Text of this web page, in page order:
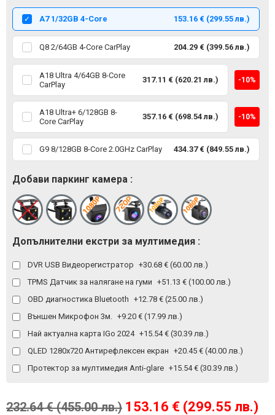
153.16 € (299.55 лв.)
232.64 € (455.00 лв.)
А7 1/32GB 4-Core 153.16 € (299.55 лв.)
Q8 2/64GB 4-Core CarPlay 204.29 € (399.56 лв.)
A18 Ultra 4/64GB 8-Core
CarPlay
317.11 € (620.21 лв.) -10%
A18 Ultra+ 6/128GB 8-
Core CarPlay
357.16 € (698.54 лв.) -10%
G9 8/128GB 8-Core 2.0GHz CarPlay 434.37 € (849.55 лв.)
Добави паркинг камера :
Допълнителни екстри за мултимедия :
DVR USB Видеорегистратор +30.68 € (60.00 лв.)
TPMS Датчик за налягане на гуми +51.13 € (100.00 лв.)
OBD диагностика Bluetooth +12.78 € (25.00 лв.)
Външен Микрофон 3м.
+9.20 € (17.99 лв.)
Най актуална карта IGo 2024 +15.54 € (30.39 лв.)
QLED 1280x720 Антирефлексен екран +20.45 € (40.00 лв.)
Протектор за мултимедия Anti-glare +15.54 € (30.39 лв.)